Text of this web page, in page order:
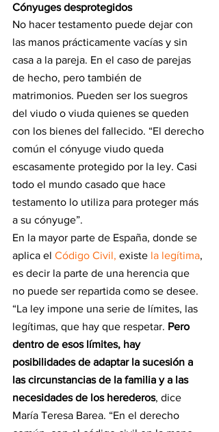
Cónyuges desprotegidos
No hacer testamento puede dejar con
las manos prácticamente vacías y sin
casa a la pareja. En el caso de parejas
de hecho, pero también de
matrimonios. Pueden ser los suegros
del viudo o viuda quienes se queden
con los bienes del fallecido. “El derecho
común el cónyuge viudo queda
escasamente protegido por la ley. Casi
todo el mundo casado que hace
testamento lo utiliza para proteger más
a su cónyuge”.
En la mayor parte de España, donde se
aplica el Código Civil, existe la legítima,
es decir la parte de una herencia que
no puede ser repartida como se desee.
“La ley impone una serie de límites, las
legítimas, que hay que respetar. Pero
dentro de esos límites, hay
posibilidades de adaptar la sucesión a
las circunstancias de la familia y a las
necesidades de los herederos, dice
María Teresa Barea. “En el derecho